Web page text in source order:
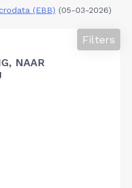
(EBB) (05-03-2026)
NAAR
Filters